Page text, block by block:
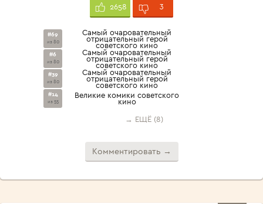
2658 3
#69
из 80
Самый очаровательный
отрицательный герой
советского кино
#6
из 80
Самый очаровательный
отрицательный герой
советского кино
#39
из 80
Самый очаровательный
отрицательный герой
советского кино
#14
из 55
Великие комики советского
кино
→ ЕЩЁ (8)
Комментировать →